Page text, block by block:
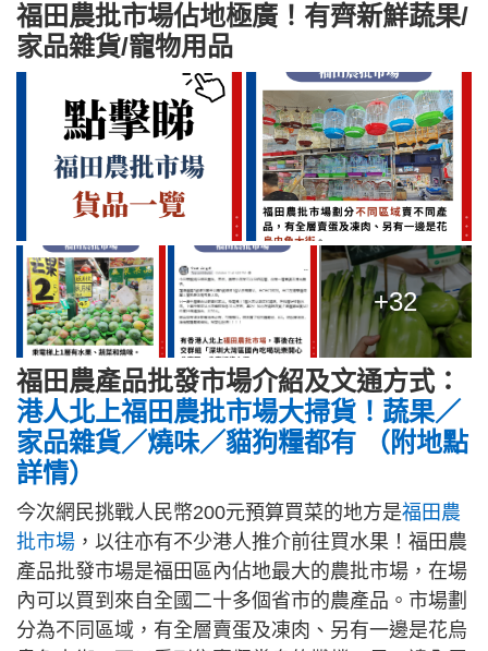
福田農批市場佔地極廣！有齊新鮮蔬果/
家品雜貨/寵物用品
+32
福田農產品批發市場介紹及文通方式：
港人北上福田農批市場大掃貨！蔬果／
家品雜貨／燒味／貓狗糧都有 （附地點
詳情）
今次網民挑戰人民幣200元預算買菜的地方是福田農
批市場 ，以往亦有不少港人推介前往買水果！福田農
產品批發市場是福田區內佔地最大的農批市場，在場
內可以買到來自全國二十多個省市的農產品。市場劃
分為不同區域，有全層賣蛋及凍肉、另有一邊是花烏